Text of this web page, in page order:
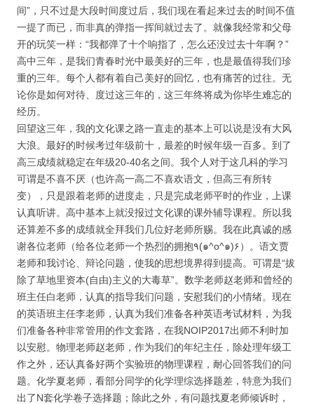
间”，只不过是大段时间度过后，我们现在看起来过去的时间不值
一提了而已，而非真的弹指一挥间就过去了。就像我经常和父母
开的玩笑一样：“我都弹了十个响指了，怎么还没过去十年啊？”
高中三年，是我们青春时光中最美好的三年，也是最值得我们珍
重的三年。每个人都有着自己美好的回忆，也有痛苦的过往。无
论你是如何对待、度过这三年的，这三年终将成为你毕生难忘的
经历。
回望这三年，我的文化课之路一直走的基本上可以说是没有大风
大浪。最好的时候考过年级前十，最差的时候年级一百多。到了
高三成绩就稳定在年级20-40名之间。我个人对于这几科的学习
可谓是不喜不厌（也许高一高二不喜欢语文，但高三有所转
变），只是跟着老师的进度走，只是完成老师平时的作业，上课
认真听讲。高中基本上就没报过文化课的课外辅导课程。所以我
还算差不多的成绩就全拜我们几位好老师所赐。我在此真诚的感
谢各位老师（给各位老师一个热烈的拥抱٩(๑^o^๑)۶）。语文贾
老师和我讨论、辩论问题，使我的思想境界得到提高。可谓是“拔
除了草地里资本(自由)主义的大毒草”。数学老师赵老师和曾经的
班主任白老师，认真的指导我们问题，安慰我们的小情绪。现在
的英语班主任李老师，认真为我们准备各种英语考试材料，为我
们准备各种非常管用的作文套路，在我NOIP2017出师不利时加
以安慰。物理老师赵老师，作为我们的年纪主任，除处理年级工
作之外，还认真备好两个实验班的物理课程，耐心回答我们的问
题。化学夏老师，看部分同学的化学理综选择题差，特意为我们
出了N套化学卷子选择题；除此之外，有问题找夏老师倾诉时，